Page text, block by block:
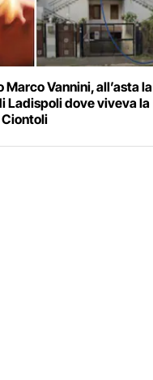
Marco Vannini, all’asta la
Ladispoli dove viveva la